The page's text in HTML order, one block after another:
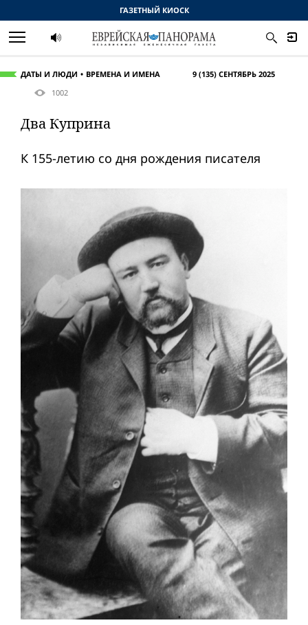
ДАТЫ И ЛЮДИ ВРЕМЕНА И ИМЕНА
9 (135) СЕНТЯБРЬ 2025
1002
Два Куприна
К 155-летию со дня рождения писателя
ГАЗЕТНЫЙ КИОСК